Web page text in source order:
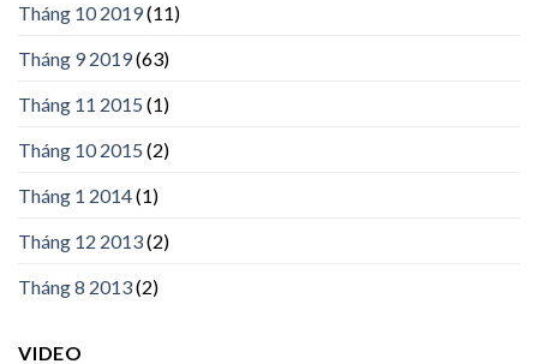
Tháng 10 2019(11)
Tháng 9 2019(63)
Tháng 11 2015 (1)
Tháng 10 2015 (2)
Tháng 1 2014(1)
Tháng 12 2013(2)
Tháng 8 2013(2)
VIDEO